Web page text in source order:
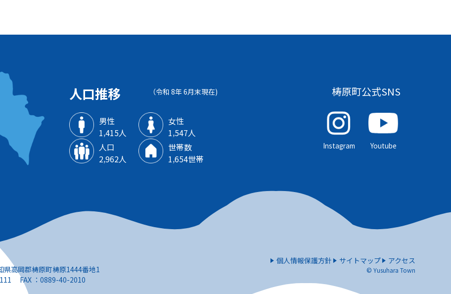
人口推移 （令和 8年 6月末現在)
男性
1‚415人
女性
1‚547人
人口
2‚962人
世帯数
1‚654世帯
梼原町公式SNS
Instagram Youtube
高岡郡梼原町梼原1444番地1
FAX ：0889-40-2010
個人情報保護方針 サイトマップ アクセス
© Yusuhara Town